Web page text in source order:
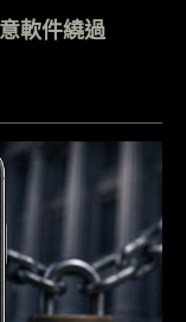
軟件繞過